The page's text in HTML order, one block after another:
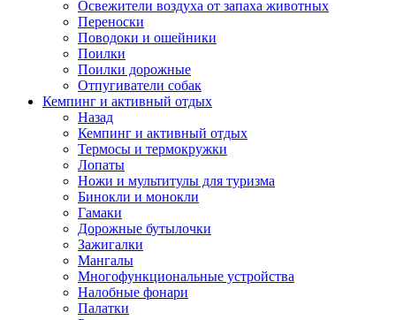
Освежители воздуха от запаха животных
Переноски
Поводоки и ошейники
Поилки
Поилки дорожные
Отпугиватели собак
Кемпинг и активный отдых
Назад
Кемпинг и активный отдых
Термосы и термокружки
Лопаты
Ножи и мультитулы для туризма
Бинокли и монокли
Гамаки
Дорожные бутылочки
Зажигалки
Мангалы
Многофункциональные устройства
Налобные фонари
Палатки